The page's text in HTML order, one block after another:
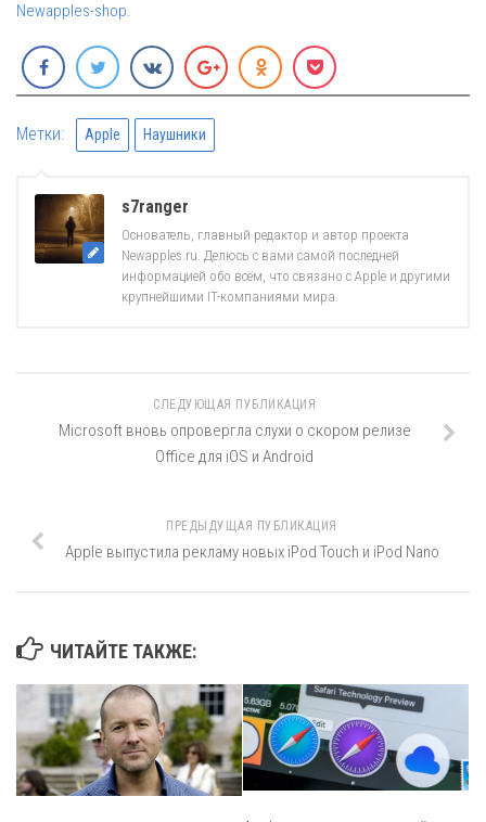
Newapples-shop.
Метки: Apple Наушники
s7ranger
Основатель, главный редактор и автор проекта
Newapples.ru. Делюсь с вами самой последней
информацией обо всём, что связано с Apple и другими
крупнейшими IT-компаниями мира.
СЛЕДУЮЩАЯ ПУБЛИКАЦИЯ
Microsoft вновь опровергла слухи о скором релизе
Office для iOS и Android
ПРЕДЫДУЩАЯ ПУБЛИКАЦИЯ
Apple выпустила рекламу новых iPod Touch и iPod Nano
ЧИТАЙТЕ ТАКЖЕ: